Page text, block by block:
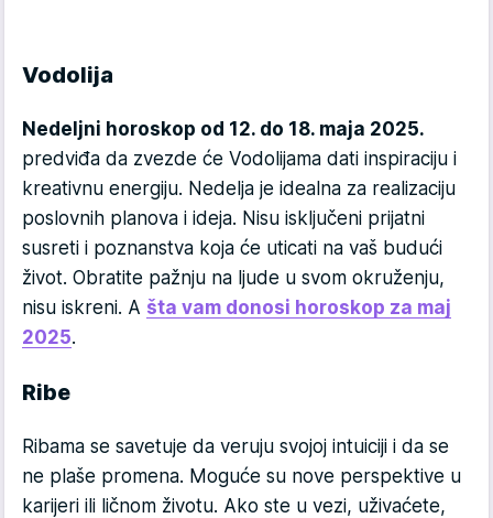
Vodolija
Nedeljni horoskop od 12. do 18. maja 2025.
predviđa da zvezde će Vodolijama dati inspiraciju i
kreativnu energiju. Nedelja je idealna za realizaciju
poslovnih planova i ideja. Nisu isključeni prijatni
susreti i poznanstva koja će uticati na vaš budući
život. Obratite pažnju na ljude u svom okruženju,
nisu iskreni. A šta vam donosi horoskop za maj
2025.
Ribe
Ribama se savetuje da veruju svojoj intuiciji i da se
ne plaše promena. Moguće su nove perspektive u
karijeri ili ličnom životu. Ako ste u vezi, uživaćete,